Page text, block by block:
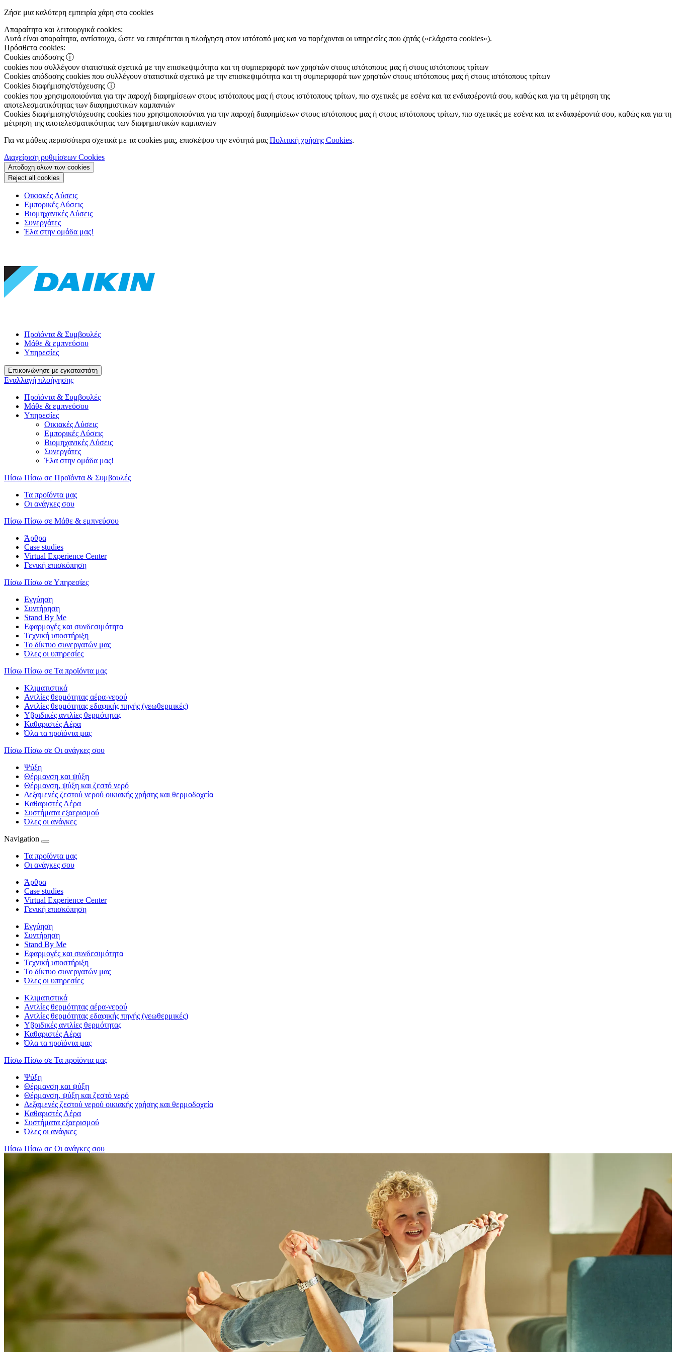
Ζήσε μια καλύτερη εμπειρία χάρη στα cookies
Απαραίτητα και λειτουργικά cookies:
Αυτά είναι απαραίτητα, αντίστοιχα, ώστε να επιτρέπεται η πλοήγηση στον ιστότοπό μας και να παρέχονται οι υπηρεσίες που ζητάς («ελάχιστα cookies»).
Πρόσθετα cookies:
Cookies απόδοσης ⓘ
cookies που συλλέγουν στατιστικά σχετικά με την επισκεψιμότητα και τη συμπεριφορά των χρηστών στους ιστότοπους μας ή στους ιστότοπους τρίτων
Cookies απόδοσης cookies που συλλέγουν στατιστικά σχετικά με την επισκεψιμότητα και τη συμπεριφορά των χρηστών στους ιστότοπους μας ή στους ιστότοπους τρίτων
Cookies διαφήμισης/στόχευσης ⓘ
cookies που χρησιμοποιούνται για την παροχή διαφημίσεων στους ιστότοπους μας ή στους ιστότοπους τρίτων, πιο σχετικές με εσένα και τα ενδιαφέροντά σου, καθώς και για τη μέτρηση της
αποτελεσματικότητας των διαφημιστικών καμπανιών
Cookies διαφήμισης/στόχευσης cookies που χρησιμοποιούνται για την παροχή διαφημίσεων στους ιστότοπους μας ή στους ιστότοπους τρίτων, πιο σχετικές με εσένα και τα ενδιαφέροντά σου, καθώς και για τη
μέτρηση της αποτελεσματικότητας των διαφημιστικών καμπανιών
Για να μάθεις περισσότερα σχετικά με τα cookies μας, επισκέψου την ενότητά μας Πολιτική χρήσης Cookies.
Διαχείριση ρυθμίσεων Cookies
Αποδοχη ολων των cookies
Reject all cookies
Οικιακές Λύσεις
Εμπορικές Λύσεις
Βιομηχανικές Λύσεις
Συνεργάτες
Έλα στην ομάδα μας!
Προϊόντα & Συμβουλές
Μάθε & εμπνεύσου
Υπηρεσίες
Επικοινώνησε με εγκαταστάτη
Εναλλαγή πλοήγησης
Προϊόντα & Συμβουλές
Μάθε & εμπνεύσου
Υπηρεσίες
Οικιακές Λύσεις
Εμπορικές Λύσεις
Βιομηχανικές Λύσεις
Συνεργάτες
Έλα στην ομάδα μας!
Πίσω Πίσω σε Προϊόντα & Συμβουλές
Τα προϊόντα μας
Οι ανάγκες σου
Πίσω Πίσω σε Μάθε & εμπνεύσου
Άρθρα
Case studies
Virtual Experience Center
Γενική επισκόπηση
Πίσω Πίσω σε Υπηρεσίες
Εγγύηση
Συντήρηση
Stand By Me
Εφαρμογές και συνδεσιμότητα
Τεχνική υποστήριξη
Το δίκτυο συνεργατών μας
Όλες οι υπηρεσίες
Πίσω Πίσω σε Τα προϊόντα μας
Κλιματιστικά
Αντλίες θερμότητας αέρα-νερού
Αντλίες θερμότητας εδαφικής πηγής (γεωθερμικές)
Υβριδικές αντλίες θερμότητας
Καθαριστές Αέρα
Όλα τα προϊόντα μας
Πίσω Πίσω σε Οι ανάγκες σου
Ψύξη
Θέρμανση και ψύξη
Θέρμανση, ψύξη και ζεστό νερό
Δεξαμενές ζεστού νερού οικιακής χρήσης και θερμοδοχεία
Καθαριστές Αέρα
Συστήματα εξαερισμού
Όλες οι ανάγκες
Navigation
Τα προϊόντα μας
Οι ανάγκες σου
Άρθρα
Case studies
Virtual Experience Center
Γενική επισκόπηση
Εγγύηση
Συντήρηση
Stand By Me
Εφαρμογές και συνδεσιμότητα
Τεχνική υποστήριξη
Το δίκτυο συνεργατών μας
Όλες οι υπηρεσίες
Κλιματιστικά
Αντλίες θερμότητας αέρα-νερού
Αντλίες θερμότητας εδαφικής πηγής (γεωθερμικές)
Υβριδικές αντλίες θερμότητας
Καθαριστές Αέρα
Όλα τα προϊόντα μας
Πίσω Πίσω σε Τα προϊόντα μας
Ψύξη
Θέρμανση και ψύξη
Θέρμανση, ψύξη και ζεστό νερό
Δεξαμενές ζεστού νερού οικιακής χρήσης και θερμοδοχεία
Καθαριστές Αέρα
Συστήματα εξαερισμού
Όλες οι ανάγκες
Πίσω Πίσω σε Οι ανάγκες σου